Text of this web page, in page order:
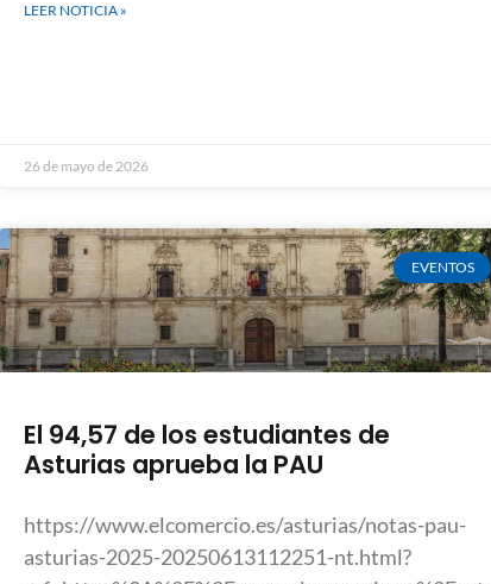
LEER NOTICIA »
26 de mayo de 2026
EVENTOS
El 94,57 de los estudiantes de
Asturias aprueba la PAU
https://www.elcomercio.es/asturias/notas-pau-
asturias-2025-20250613112251-nt.html?